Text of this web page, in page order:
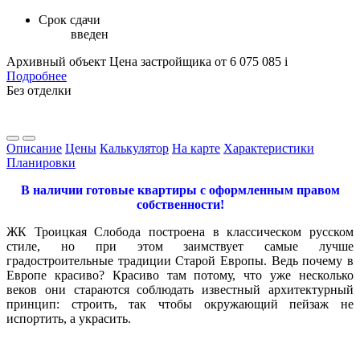
Срок сдачи
введен
Архивный объект Цена застройщика от 6 075 085 i
Подробнее
Без отделки
Описание Цены Калькулятор На карте Характеристики
Планировки
В наличии готовые квартиры с оформленным правом
собственности!
ЖК Троицкая Слобода построена в классическом русском
стиле, но при этом заимствует самые лучше
градостроительные традиции Старой Европы. Ведь почему в
Европе красиво? Красиво там потому, что уже несколько
веков они стараются соблюдать известный архитектурный
принцип: строить, так чтобы окружающий пейзаж не
испортить, а украсить.